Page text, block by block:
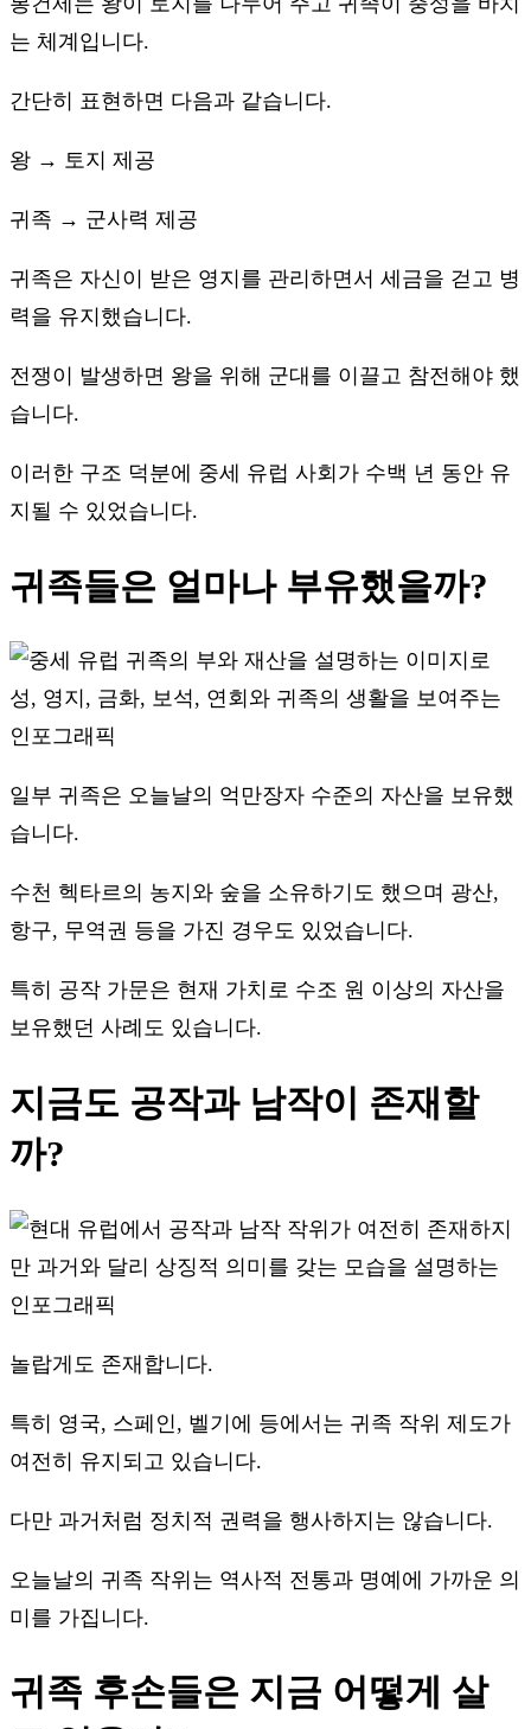
는 체계입니다.
간단히 표현하면 다음과 같습니다.
왕 → 토지 제공
귀족 → 군사력 제공
귀족은 자신이 받은 영지를 관리하면서 세금을 걷고 병
력을 유지했습니다.
전쟁이 발생하면 왕을 위해 군대를 이끌고 참전해야 했
습니다.
이러한 구조 덕분에 중세 유럽 사회가 수백 년 동안 유
지될 수 있었습니다.
귀족들은 얼마나 부유했을까?
일부 귀족은 오늘날의 억만장자 수준의 자산을 보유했
습니다.
수천 헥타르의 농지와 숲을 소유하기도 했으며 광산,
항구, 무역권 등을 가진 경우도 있었습니다.
특히 공작 가문은 현재 가치로 수조 원 이상의 자산을
보유했던 사례도 있습니다.
지금도 공작과 남작이 존재할
까?
놀랍게도 존재합니다.
특히 영국, 스페인, 벨기에 등에서는 귀족 작위 제도가
여전히 유지되고 있습니다.
다만 과거처럼 정치적 권력을 행사하지는 않습니다.
오늘날의 귀족 작위는 역사적 전통과 명예에 가까운 의
미를 가집니다.
귀족 후손들은 지금 어떻게 살